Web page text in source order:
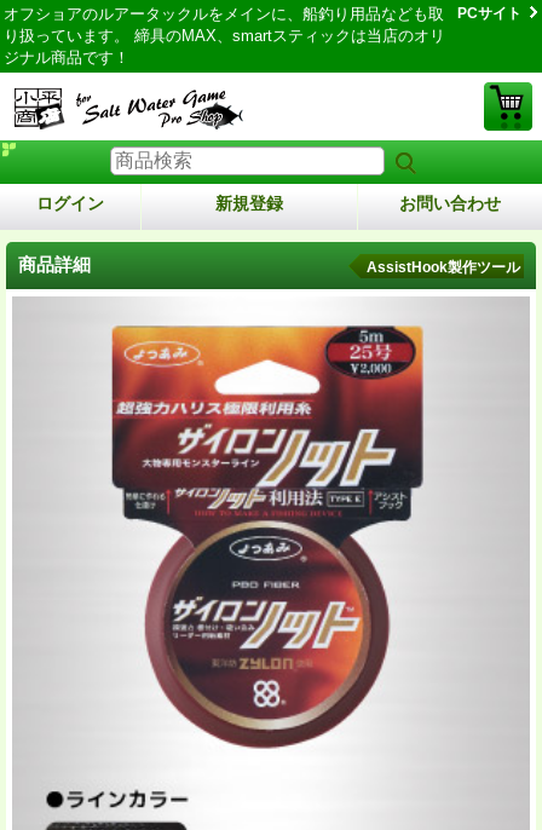
オフショアのルアータックルをメインに、船釣り用品なども取
り扱っています。 締具のMAX、smartスティックは当店のオリ
ジナル商品です！
PCサイト
ログイン 新規登録 お問い合わせ
商品詳細 AssistHook製作ツール